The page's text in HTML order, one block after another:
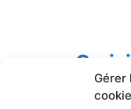
Gérer
Les plus